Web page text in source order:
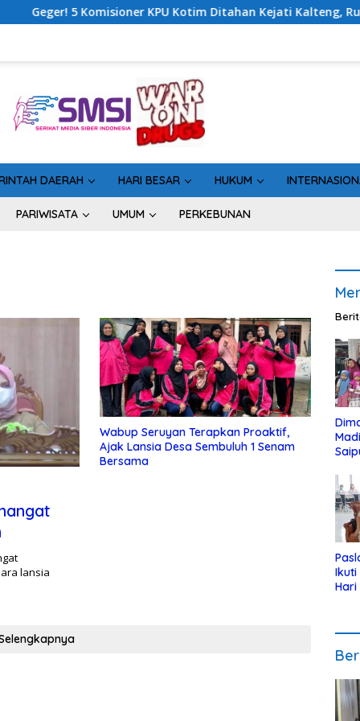
5 Komisioner KPU Kotim Ditahan Kejati Kalteng, Rugikan
DAERAH HARI BESAR HUKUM
PARIWISATA UMUM PERKEBUNAN
lansia
Wabup Seruyan Terapkan Proaktif,
Ajak Lansia Desa Sembuluh 1 Senam
Bersama
Ikuti
Hari